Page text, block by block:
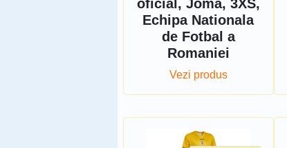
oficial, Joma, 3XS,
Echipa Nationala
de Fotbal a
Romaniei
Vezi produs